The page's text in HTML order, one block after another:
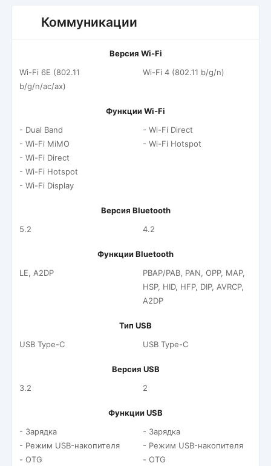
Коммуникации
Версия Wi-Fi
Wi-Fi 6E (802.11
b/g/n/ac/ax)
Wi-Fi 4 (802.11 b/g/n)
Функции Wi-Fi
- Dual Band
- Wi-Fi MiMO
- Wi-Fi Direct
- Wi-Fi Hotspot
- Wi-Fi Display
- Wi-Fi Direct
- Wi-Fi Hotspot
Версия Bluetooth
5.2
4.2
Функции Bluetooth
LE, A2DP
PBAP/PAB, PAN, OPP, MAP,
HSP, HID, HFP, DIP, AVRCP,
A2DP
Тип USB
USB Type-C
USB Type-C
Версия USB
3.2
2
Функции USB
- Зарядка
- Режим USB-накопителя
- OTG
- Зарядка
- Режим USB-накопителя
- OTG